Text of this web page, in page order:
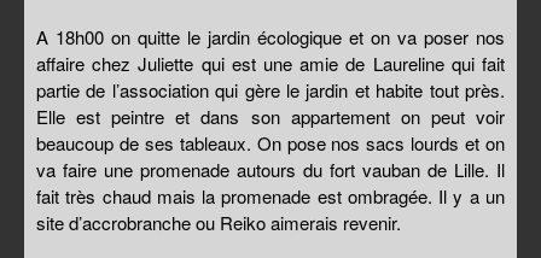
A 18h00 on quitte le jardin écologique et on va poser nos
affaire chez Juliette qui est une amie de Laureline qui fait
partie de l’association qui gère le jardin et habite tout près.
Elle est peintre et dans son appartement on peut voir
beaucoup de ses tableaux. On pose nos sacs lourds et on
va faire une promenade autours du fort vauban de Lille. Il
fait très chaud mais la promenade est ombragée. Il y a un
site d’accrobranche ou Reiko aimerais revenir.